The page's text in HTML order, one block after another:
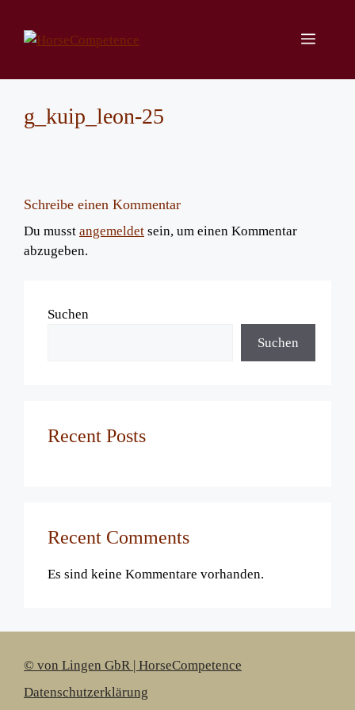
Inhalt
springen
Menü
g_kuip_leon-25
Schreibe einen Kommentar
Du musst angemeldet sein, um einen Kommentar
abzugeben.
Suchen
Suchen
Recent Posts
Recent Comments
Es sind keine Kommentare vorhanden.
© von Lingen GbR | HorseCompetence
Datenschutzerklärung